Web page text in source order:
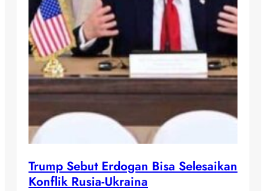
Trump Sebut Erdogan Bisa Selesaikan
Konflik Rusia-Ukraina